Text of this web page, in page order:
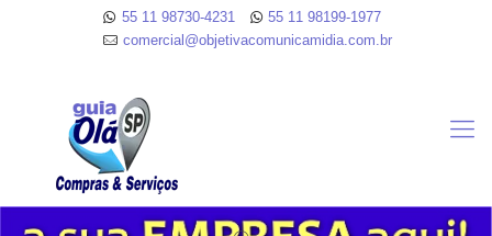
55 11 98730-4231
55 11 98199-1977
comercial@objetivacomunicamidia.com.br